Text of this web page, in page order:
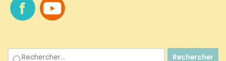
Rechercher :